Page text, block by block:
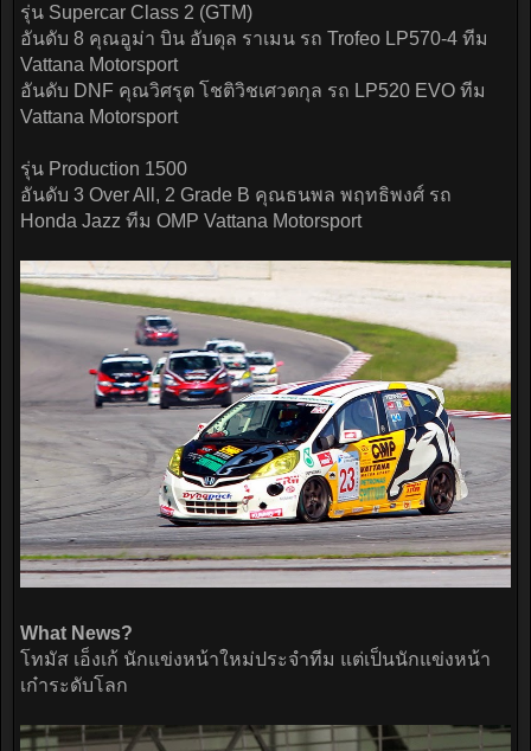
รุ่น Supercar Class 2 (GTM)
อันดับ 8 คุณอูม่า บิน อับดุล ราเมน รถ Trofeo LP570-4 ทีม
Vattana Motorsport
อันดับ DNF คุณวิศรุต โชติวิชเศวตกุล รถ LP520 EVO ทีม
Vattana Motorsport
รุ่น Production 1500
อันดับ 3 Over All, 2 Grade B คุณธนพล พฤทธิพงศ์ รถ
Honda Jazz ทีม OMP Vattana Motorsport
What News?
โทมัส เอ็งเก้ นักแข่งหน้าใหม่ประจำทีม แต่เป็นนักแข่งหน้า
เก๋าระดับโลก